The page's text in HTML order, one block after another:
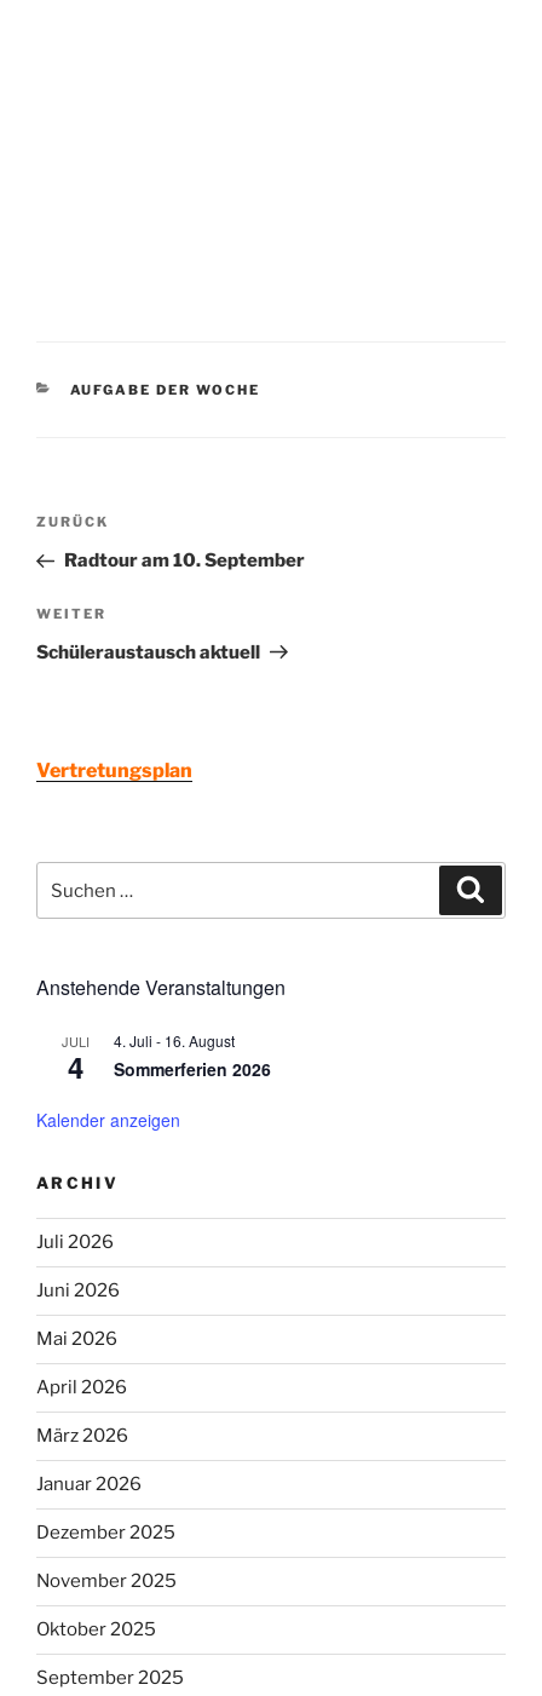
KATEGORIEN
AUFGABE DER WOCHE
Beitragsnavigation
Vorheriger
Beitrag
ZURÜCK
Radtour am 10. September
Nächster
Beitrag
WEITER
Schüleraustausch aktuell
Vertretungsplan
nach:
Anstehende Veranstaltungen
JULI
4
4. Juli - 16. August
Sommerferien 2026
Kalender anzeigen
ARCHIV
Juli 2026
Juni 2026
Mai 2026
April 2026
März 2026
Januar 2026
Dezember 2025
November 2025
Oktober 2025
September 2025